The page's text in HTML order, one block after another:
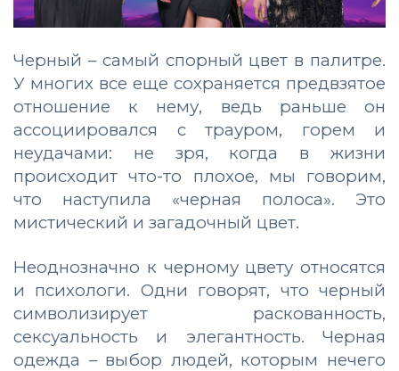
Черный – самый спорный цвет в палитре.
У многих все еще сохраняется предвзятое
отношение к нему, ведь раньше он
ассоциировался с трауром, горем и
неудачами: не зря, когда в жизни
происходит что-то плохое, мы говорим,
что наступила «черная полоса». Это
мистический и загадочный цвет.
Неоднозначно к черному цвету относятся
и психологи. Одни говорят, что черный
символизирует раскованность,
сексуальность и элегантность. Черная
одежда – выбор людей, которым нечего